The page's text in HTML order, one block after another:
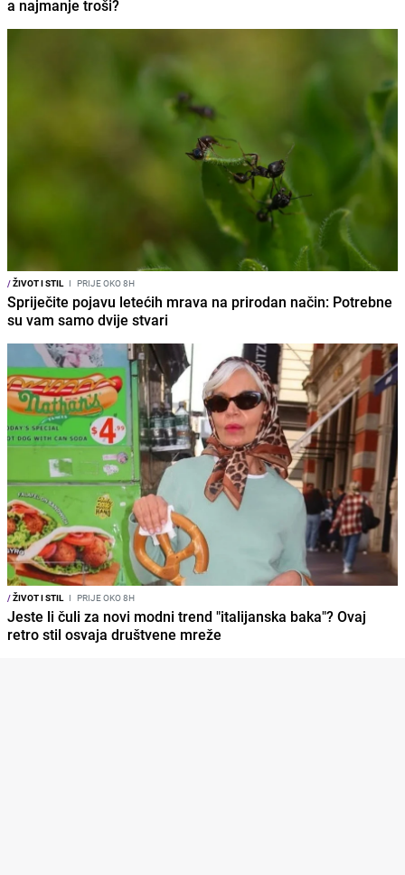
a najmanje troši?
/ŽIVOT I STIL I PRIJE OKO 8H
Spriječite pojavu letećih mrava na prirodan način: Potrebne
su vam samo dvije stvari
/ŽIVOT I STIL I PRIJE OKO 8H
Jeste li čuli za novi modni trend "italijanska baka"? Ovaj
retro stil osvaja društvene mreže